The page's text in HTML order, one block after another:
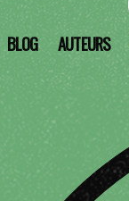
BLOG AUTEURS